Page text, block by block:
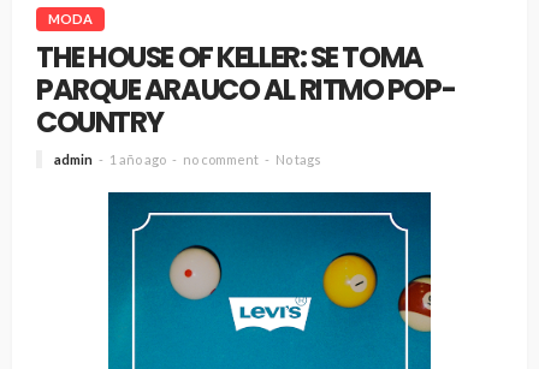
MODA
THE HOUSE OF KELLER: SE TOMA
PARQUE ARAUCO AL RITMO POP-
COUNTRY
admin 1 año ago no comment No tags